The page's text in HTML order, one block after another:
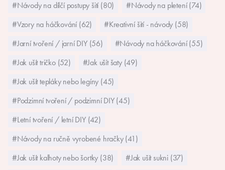
#Návody na dílčí postupy šití (80)
#Návody na pletení (74)
#Vzory na háčkování (62)
#Kreativní šití - návody (58)
#Jarní tvoření / jarní DIY (56)
#Návody na háčkování (55)
#Jak ušít tričko (52)
#Jak ušít šaty (49)
#Jak ušít tepláky nebo legíny (45)
#Podzimní tvoření / podzimní DIY (45)
#Letní tvoření / letní DIY (42)
#Návody na ručně vyrobené hračky (41)
#Jak ušít kalhoty nebo šortky (38)
#Jak ušít sukni (37)